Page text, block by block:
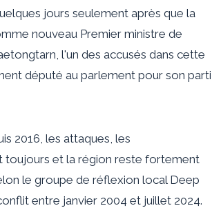
jours seulement après que la
nouveau Premier ministre de
l'un des accusés dans cette
député au parlement pour son parti
2016, les attaques, les
toujours et la région reste fortement
le groupe de réflexion local Deep
entre janvier 2004 et juillet 2024.